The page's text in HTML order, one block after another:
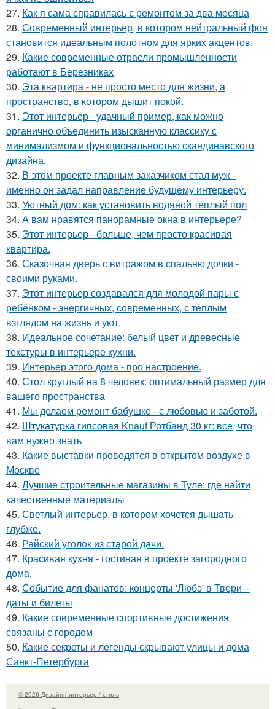
27. Как я сама справилась с ремонтом за два месяца
28. Современный интерьер, в котором нейтральный фон
становится идеальным полотном для ярких акцентов.
29. Какие современные отрасли промышленности
работают в Березниках
30. Эта квартира - не просто место для жизни, а
пространство, в котором дышит покой.
31. Этот интерьер - удачный пример, как можно
органично объединить изысканную классику с
минимализмом и функциональностью скандинавского
дизайна.
32. В этом проекте главным заказчиком стал муж -
именно он задал направление будущему интерьеру.
33. Уютный дом: как установить водяной теплый пол
34. А вам нравятся панорамные окна в интерьере?
35. Этот интерьер - больше, чем просто красивая
квартира.
36. Сказочная дверь с витражом в спальню дочки -
своими руками.
37. Этот интерьер создавался для молодой пары с
ребёнком - энергичных, современных, с тёплым
взглядом на жизнь и уют.
38. Идеальное сочетание: белый цвет и древесные
текстуры в интерьере кухни.
39. Интерьер этого дома - про настроение.
40. Стол круглый на 8 человек: оптимальный размер для
вашего пространства
41. Мы делаем ремонт бабушке - с любовью и заботой.
42. Штукатурка гипсовая Knauf Ротбанд 30 кг: все, что
вам нужно знать
43. Какие выставки проводятся в открытом воздухе в
Москве
44. Лучшие строительные магазины в Туле: где найти
качественные материалы
45. Светлый интерьер, в котором хочется дышать
глубже.
46. Райский уголок из старой дачи.
47. Красивая кухня - гостиная в проекте загородного
дома.
48. Событие для фанатов: концерты 'Любэ' в Твери –
даты и билеты
49. Какие современные спортивные достижения
связаны с городом
50. Какие секреты и легенды скрывают улицы и дома
Санкт-Петербурга
© 2026 Дизайн / интерьер / стиль